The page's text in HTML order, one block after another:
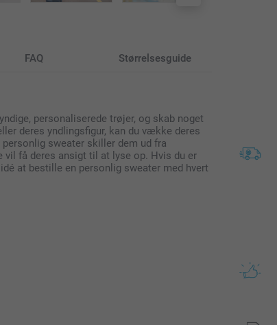
FAQ Størrelsesguide
personaliserede trøjer, og skab noget
deres yndlingsfigur, kan du vække deres
sweater skiller dem ud fra
vil få deres ansigt til at lyse op. Hvis du er
at bestille en personlig sweater med hvert